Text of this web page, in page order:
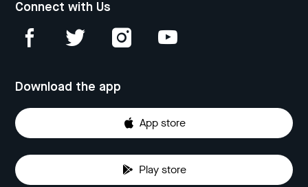
Connect with Us
Download the app
App store
Play store